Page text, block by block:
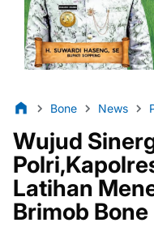
Bone News
Wujud
Latihan
Brimob Bone